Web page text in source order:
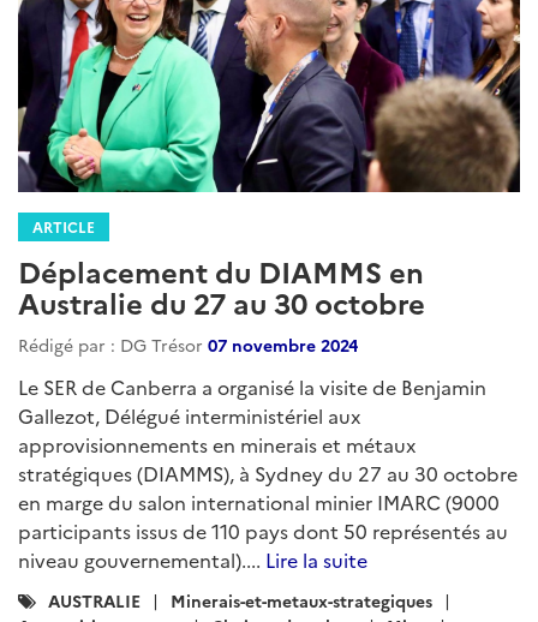
ARTICLE
Déplacement du DIAMMS en
Australie du 27 au 30 octobre
Rédigé par : DG Trésor 07 novembre 2024
Le SER de Canberra a organisé la visite de Benjamin
Gallezot, Délégué interministériel aux
approvisionnements en minerais et métaux
stratégiques (DIAMMS), à Sydney du 27 au 30 octobre
en marge du salon international minier IMARC (9000
participants issus de 110 pays dont 50 représentés au
niveau gouvernemental).... Lire la suite
Catégories
AUSTRALIE
Minerais-et-metaux-strategiques